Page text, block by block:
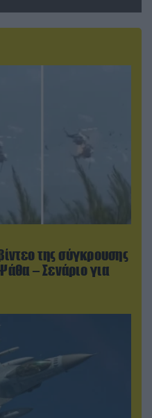
της σύγκρουσης
– Σενάριο για